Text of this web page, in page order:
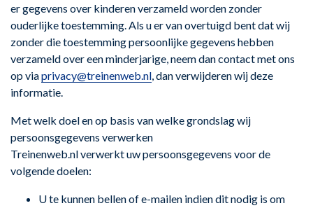
er gegevens over kinderen verzameld worden zonder
ouderlijke toestemming. Als u er van overtuigd bent dat wij
zonder die toestemming persoonlijke gegevens hebben
verzameld over een minderjarige, neem dan contact met ons
op viaprivacy@treinenweb.nl, dan verwijderen wij deze
informatie.
Met welk doel en op basis van welke grondslag wij
persoonsgegevens verwerken
Treinenweb.nl verwerkt uw persoonsgegevens voor de
volgende doelen:
U te kunnen bellen of e-mailen indien dit nodig is om